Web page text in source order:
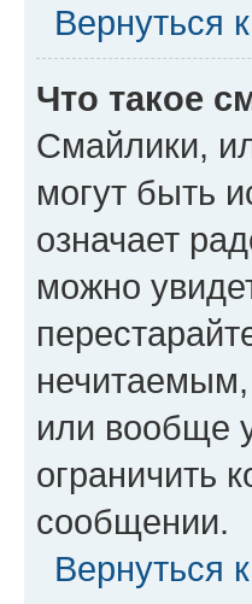
Вернуться
Что такое
Смайлики,
могут быть
означает
можно
или вообще
ограничить
сообщении.
Вернуться